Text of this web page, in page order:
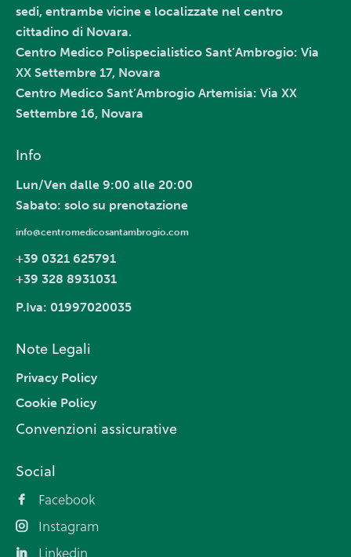
sedi, entrambe vicine e localizzate nel centro
cittadino di Novara.
Centro Medico Polispecialistico Sant’Ambrogio: Via
XX Settembre 17, Novara
Centro Medico Sant’Ambrogio Artemisia: Via XX
Settembre 16, Novara
Info
Lun/Ven dalle 9:00 alle 20:00
Sabato: solo su prenotazione
info@centromedicosantambrogio.com
+39 0321 625791
+39 328 8931031
P.Iva: 01997020035
Note Legali
Privacy Policy
Cookie Policy
Convenzioni assicurative
Social
Facebook
Instagram
Linkedin